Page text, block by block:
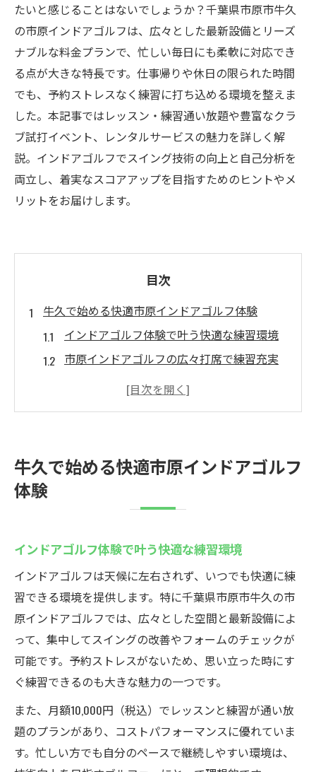
たいと感じることはないでしょうか？千葉県市原市牛久
の市原インドアゴルフは、広々とした最新設備とリーズ
ナブルな料金プランで、忙しい毎日にも柔軟に対応でき
る点が大きな特長です。仕事帰りや休日の限られた時間
でも、予約ストレスなく練習に打ち込める環境を整えま
した。本記事ではレッスン・練習通い放題や豊富なクラ
ブ試打イベント、レンタルサービスの魅力を詳しく解
説。インドアゴルフでスイング技術の向上と自己分析を
両立し、着実なスコアアップを目指すためのヒントやメ
リットをお届けします。
目次
牛久で始める快適市原インドアゴルフ体験
インドアゴルフ体験で叶う快適な練習環境
市原インドアゴルフの広々打席で練習充実
体験レッスンでインドアゴルフの魅力を発
地域最大設備のインドアゴルフを試そう
インドアゴルフ練習がもたらす上達法
データ分析で見えるインドアゴルフの成果
インドアゴルフ練習の継続が上達の鍵
快適空間で身につくインドアゴルフ技術
市原のインドアゴルフで自己分析を強化
クラブ試打も楽しめる牛久の魅力とは
インドアゴルフで豊富なクラブ試打体験
クラブ試打イベントで自分に合う一本発見
レンタルサービス充実のインドアゴルフ施
設
牛久で多彩なクラブ試打を楽しむ方法
牛久で始める快適市原インドアゴルフ
体験
インドアゴルフ体験で叶う快適な練習環境
インドアゴルフは天候に左右されず、いつでも快適に練
習できる環境を提供します。特に千葉県市原市牛久の市
原インドアゴルフでは、広々とした空間と最新設備によ
って、集中してスイングの改善やフォームのチェックが
可能です。予約ストレスがないため、思い立った時にす
ぐ練習できるのも大きな魅力の一つです。
また、月額10,000円（税込）でレッスンと練習が通い放
題のプランがあり、コストパフォーマンスに優れていま
す。忙しい方でも自分のペースで継続しやすい環境は、